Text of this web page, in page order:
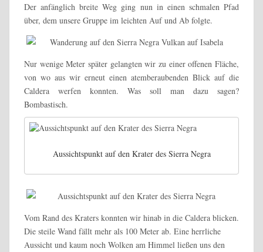
Der anfänglich breite Weg ging nun in einen schmalen Pfad
über, dem unsere Gruppe im leichten Auf und Ab folgte.
Nur wenige Meter später gelangten wir zu einer offenen Fläche,
von wo aus wir erneut einen atemberaubenden Blick auf die
Caldera werfen konnten. Was soll man dazu sagen?
Bombastisch.
Aussichtspunkt auf den Krater des Sierra Negra
Vom Rand des Kraters konnten wir hinab in die Caldera blicken.
Die steile Wand fällt mehr als 100 Meter ab. Eine herrliche
Aussicht und kaum noch Wolken am Himmel ließen uns den